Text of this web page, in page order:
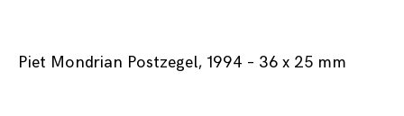
Piet Mondrian Postzegel, 1994 – 36 x 25 mm